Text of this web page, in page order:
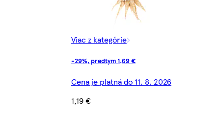
Viac z kategórie
-29%, predtým 1,69 €
Cena je platná do 11. 8. 2026
1,19 €